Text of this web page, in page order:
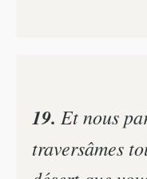
19. Et nous
traversâmes